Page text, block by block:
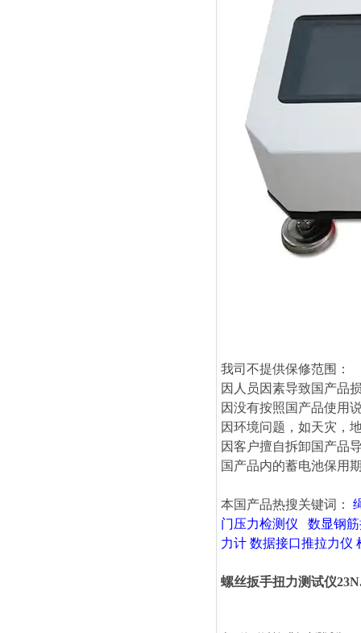
我司不提供保修范围：
因人员因素导致国产品
因没有按照国产品使用
因环境问题，如天灾，
因客户擅自拆卸国产品
国产品内的蓄电池保用
本国产品热搜关键词：
门压力检测仪
数显钢
力计 数据接口推拉力仪
螺丝扳手扭力测试仪